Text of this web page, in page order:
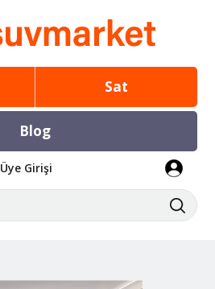
Sat
Blog
Üye Girişi